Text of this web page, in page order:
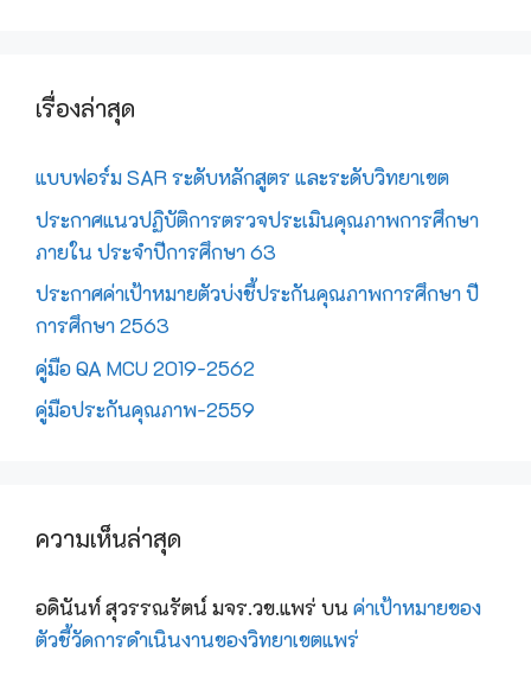
เรื่องล่าสุด
แบบฟอร์ม SAR ระดับหลักสูตร และระดับวิทยาเขต
ประกาศแนวปฏิบัติการตรวจประเมินคุณภาพการศึกษา
ภายใน ประจำปีการศึกษา 63
ประกาศค่าเป้าหมายตัวบ่งชี้ประกันคุณภาพการศึกษา ปี
การศึกษา 2563
คู่มือ QA MCU 2019-2562
คู่มือประกันคุณภาพ-2559
ความเห็นล่าสุด
อดินันท์ สุวรรณรัตน์ มจร.วข.แพร่ บน ค่าเป้าหมายของ
ตัวชี้วัดการดำเนินงานของวิทยาเขตแพร่